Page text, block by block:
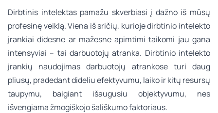
Dirbtinis intelektas pamažu skverbiasi į dažno iš mūsų
profesinę veiklą. Viena iš sričių, kurioje dirbtinio intelekto
įrankiai didesne ar mažesne apimtimi taikomi jau gana
intensyviai – tai darbuotojų atranka. Dirbtinio intelekto
įrankių naudojimas darbuotojų atrankose turi daug
pliusų, pradedant dideliu efektyvumu, laiko ir kitų resursų
taupymu, baigiant išaugusiu objektyvumu, nes
išvengiama žmogiškojo šališkumo faktoriaus.